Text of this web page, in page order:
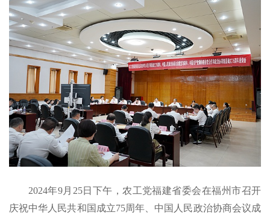
2024年9月25日下午，农工党福建省委会在福州市召开
庆祝中华人民共和国成立75周年、中国人民政治协商会议成